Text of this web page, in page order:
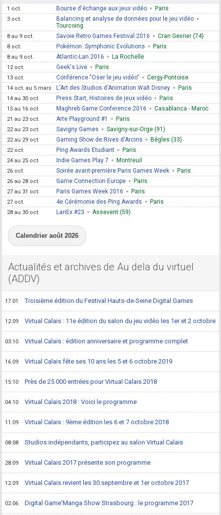
1 oct. Bourse d'échange aux jeux vidéo Paris
3 oct.
Balancing et analyse de données pour le jeu vidéo
Tourcoing
8 au 9 oct. Savoie Retro Games Festival 2016 Cran Gevrier (74)
8 oct. Pokémon: Symphonic Evolutions Paris
8 au 9 oct. Atlantic-Lan 2016 La Rochelle
12 oct. Geek's Live Paris
13 oct. Conférence "Oser le jeu vidéo" Cergy-Pontoise
14 oct. au 5 mars L'Art des Studios d'Animation Walt Disney Paris
14 au 30 oct. Press Start, Histoires de jeux vidéo Paris
15 au 16 oct. Maghreb Game Conference 2016 Casablanca - Maroc
21 au 23 oct. Arte Playground #1 Paris
22 au 23 oct. Savigny Games Savigny-sur-Orge (91)
22 au 29 oct. Gaming Show de Rives d'Arcins Bègles (33)
22 oct. Ping Awards Etudiant Paris
24 au 25 oct. Indie Games Play 7 Montreuil
26 oct. Soirée avant-première Paris Games Week Paris
26 au 28 oct. Game Connection Europe Paris
27 au 31 oct. Paris Games Week 2016 Paris
27 oct. 4e Cérémonie des Ping Awards Paris
28 au 30 oct. LanEx #23 Assevent (59)
Calendrier août 2026
Actualités et archives de Au dela du virtuel
(ADDV)
17.01 Troisième édition du Festival Hauts-de-Seine Digital Games
12.09 Virtual Calais : 11e édition du salon du jeu vidéo les 1er et 2 octobre
03.10 Virtual Calais : édition anniversaire et programme complet
16.09 Virtual Calais fête ses 10 ans les 5 et 6 octobre 2019
15.10 Près de 25 000 entrées pour Virtual Calais 2018
04.10 Virtual Calais 2018 : Voici le programme
11.09 Virtual Calais : 9ème édition les 6 et 7 octobre 2018
08.08 Studios indépendants, participez au salon Virtual Calais
28.09 Virtual Calais 2017 présente son programme
12.09 Virtual Calais revient les 30 septembre et 1er octobre 2017
02.06 Digital Game'Manga Show Strasbourg : le programme 2017